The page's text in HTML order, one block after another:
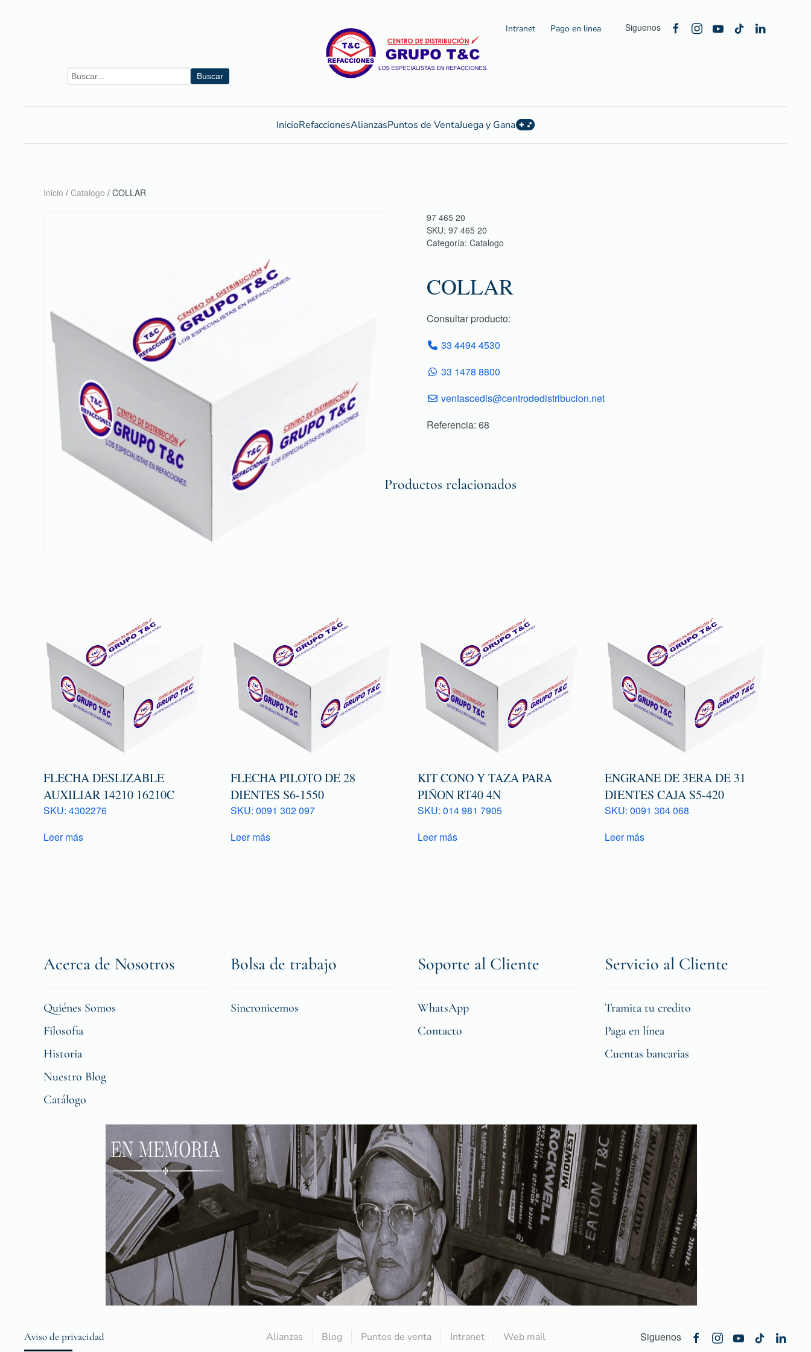
Buscar
Intranet Pago en linea Siguenos
InicioRefaccionesAlianzasPuntos de VentaJuega y Gana
Inicio / Catalogo / COLLAR
97 465 20
SKU: 97 465 20
Categoría: Catalogo
COLLAR
Consultar producto:
33 4494 4530
33 1478 8800
ventascedis@centrodedistribucion.net
Referencia: 68
Productos relacionados
FLECHA DESLIZABLE
AUXILIAR 14210 16210C
SKU: 4302276
Leer más
FLECHA PILOTO DE 28
DIENTES S6-1550
SKU: 0091 302 097
Leer más
KIT CONO Y TAZA PARA
PIÑON RT40 4N
SKU: 014 981 7905
Leer más
ENGRANE DE 3ERA DE 31
DIENTES CAJA S5-420
SKU: 0091 304 068
Leer más
Acerca de Nosotros
Quiénes Somos
Filosofia
Historia
Nuestro Blog
Catálogo
Bolsa de trabajo
Sincronicemos
Soporte al Cliente
WhatsApp
Contacto
Servicio al Cliente
Tramita tu credito
Paga en línea
Cuentas bancarias
Aviso de privacidad Alianzas Blog Puntos de venta Intranet Web mail Siguenos